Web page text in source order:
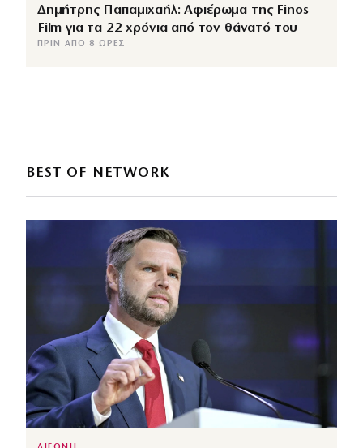
Δημήτρης Παπαμιχαήλ: Αφιέρωμα της Finos
Film για τα 22 χρόνια από τον θάνατό του
ΠΡΙΝ ΑΠΌ 8 ΏΡΕΣ
BEST OF NETWORK